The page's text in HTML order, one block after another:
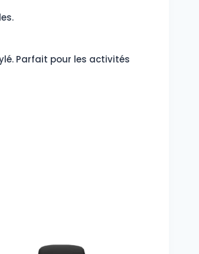
Parfait pour les activités